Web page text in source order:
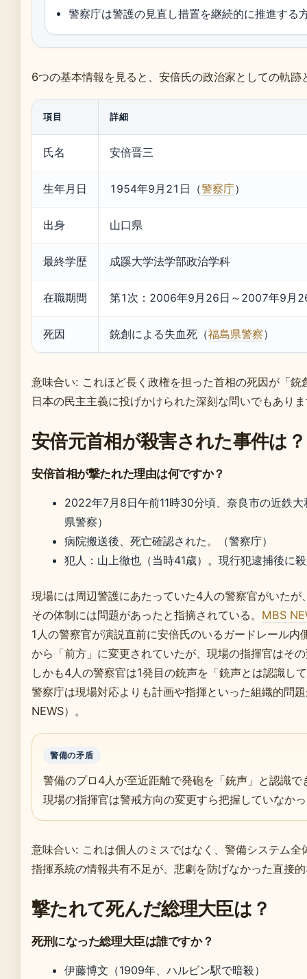
警察庁は警護の見直し措置を継続的に推進する
6つの基本情報を見ると、安倍氏の政治家としての軌
項目 詳細
氏名 安倍晋三
生年月日 1954年9月21日（警察庁）
出身 山口県
最終学歴 成蹊大学法学部政治学科
在職期間 第1次：2006年9月26日～2007年9月
死因 銃創による失血死（福島県警察）
意味合い: これほど長く政権を担った首相の死因が「銃
日本の民主主義に投げかけられた深刻な問いでもあり
安倍元首相が殺害された事件は？
安倍首相が撃たれた理由は何ですか？
2022年7月8日午前11時30分頃、奈良市の近鉄
県警察）
病院搬送後、死亡確認された。（警察庁）
犯人：山上徹也（当時41歳）。現行犯逮捕後に
現場には周辺警護にあたっていた4人の警察官がいたが
その体制には問題があったと指摘されている。 MBS
1人の警察官が演説直前に安倍氏のいるガードレール
から「前方」に変更されていたが、現場の指揮官はそ
しかも4人の警察官は1発目の銃声を「銃声とは認識し
警察庁は現場対応よりも計画や指揮といった組織的問
NEWS）。
警備の矛盾
警備のプロ4人が至近距離で発砲を「銃声」と認識で
現場の指揮官は警戒方向の変更すら把握していなか
意味合い: これは個人のミスではなく、警備システム
指揮系統の情報共有不足が、悲劇を防げなかった直接
撃たれて死んだ総理大臣は？
死刑になった総理大臣は誰ですか？
伊藤博文（1909年、ハルビン駅で暗殺）